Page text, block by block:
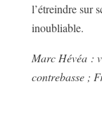
l’étreindre sur
inoubliable.
Marc Hévéa :
contrebasse ;